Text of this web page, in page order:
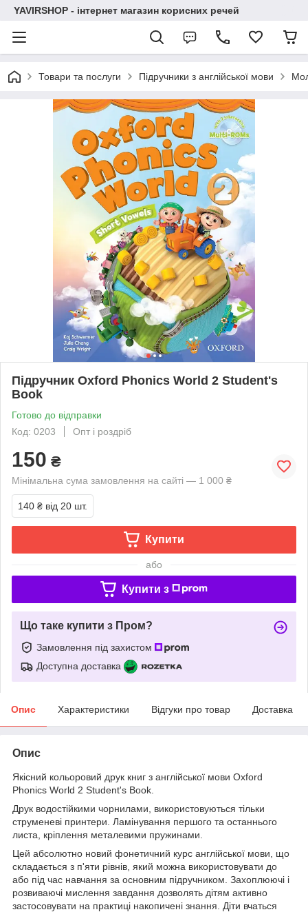
YAVIRSHOP - інтернет магазин корисних речей
Товари та послуги Підручники з англійської мови
Підручник Oxford Phonics World 2 Student's
Book
Готово до відправки
Код: 0203
Опт і роздріб
150 ₴
Мінімальна сума замовлення на сайті — 1 000 ₴
140 ₴ від 20 шт.
Купити
або
Купити з
Що таке купити з Пром?
Замовлення під захистом
Доступна доставка
Опис Характеристики Відгуки про товар Доставка
Опис
Якісний кольоровий друк книг з англійської мови Oxford
Phonics World 2 Student's Book.
Друк водостійкими чорнилами, використовуються тільки
струменеві принтери. Ламінування першого та останнього
листа, кріплення металевими пружинами.
Цей абсолютно новий фонетичний курс англійської мови, що
складається з п'яти рівнів, який можна використовувати до
або під час навчання за основним підручником. Захоплюючі і
розвиваючі мислення завдання дозволять дітям активно
застосовувати на практиці накопичені знання. Діти вчаться